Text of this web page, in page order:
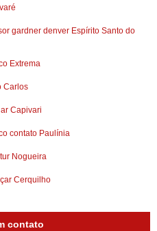
gardner denver Espírito Santo do
Extrema
Carlos
Capivari
contato Paulínia
Nogueira
Cerquilho
contato